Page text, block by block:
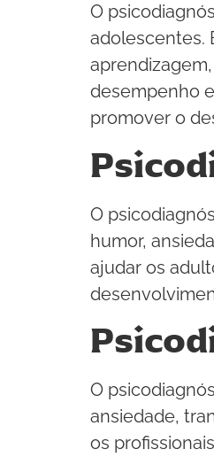
O
adolescentes.
desempenho
promover o
O
humor,
ajudar os
O
ansiedade,
os